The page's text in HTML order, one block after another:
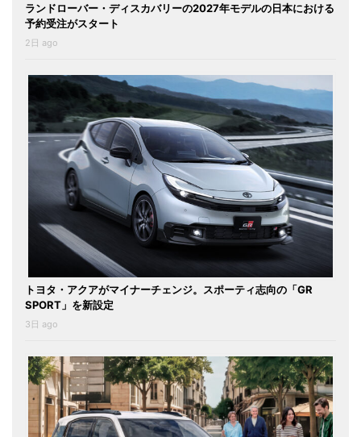
ランドローバー・ディスカバリーの2027年モデルの日本における
予約受注がスタート
2日 ago
トヨタ・アクアがマイナーチェンジ。スポーティ志向の「GR
SPORT」を新設定
3日 ago